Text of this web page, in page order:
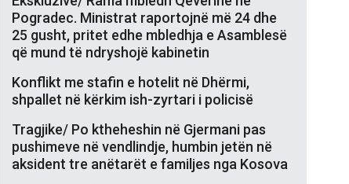
Pogradec. Ministrat raportojnë më 24 dhe
25 gusht, pritet edhe mbledhja e Asamblesë
që mund të ndryshojë kabinetin
Konflikt me stafin e hotelit në Dhërmi,
shpallet në kërkim ish-zyrtari i policisë
Tragjike/ Po ktheheshin në Gjermani pas
pushimeve në vendlindje, humbin jetën në
aksident tre anëtarët e familjes nga Kosova